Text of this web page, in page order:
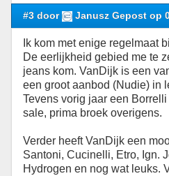
#3 door Janusz Gepost op
Ik kom met enige regelmaat
De eerlijkheid gebied me te
jeans kom. VanDijk is een
een groot aanbod (Nudie) in
Tevens vorig jaar een
sale, prima broek overigens.
Verder heeft VanDijk een
Santoni, Cucinelli, Etro, Ign.
Hydrogen en nog wat leuks.